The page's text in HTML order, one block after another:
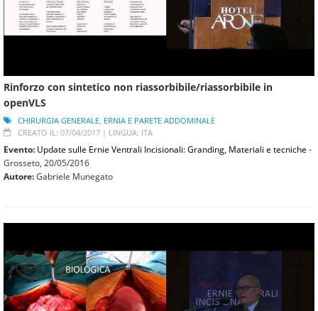
Rinforzo con sintetico non riassorbibile/riassorbibile in
openVLS
CHIRURGIA GENERALE ERNIA E PARETE ADDOMINALE
CREATO IL: 07/04/2017 | LINGUA: ITA
Evento: Update sulle Ernie Ventrali Incisionali: Granding, Materiali e tecniche -
Grosseto, 20/05/2016
Autore:Gabriele Munegato